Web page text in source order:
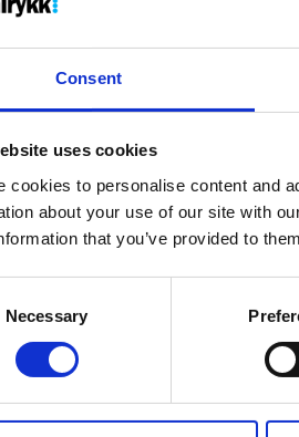
Consent
uses cookies
cookies to personalise content and
about your use of our site with
that you’ve provided to
Necessary